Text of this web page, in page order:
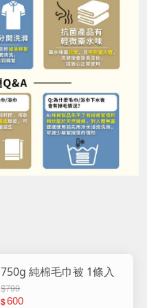
750g 純棉毛巾被 1條入
$799
$600